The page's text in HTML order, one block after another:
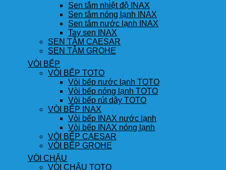
Sen tắm nhiệt độ INAX
Sen tắm nóng lạnh INAX
Sen tắm nước lạnh INAX
Tay sen INAX
SEN TẮM CAESAR
SEN TẮM GROHE
VÒI BẾP
VÒI BẾP TOTO
Vòi bếp nước lạnh TOTO
Vòi bếp nóng lạnh TOTO
Vòi bếp rút dây TOTO
VÒI BẾP INAX
Vòi bếp INAX nước lạnh
Vòi bếp INAX nóng lạnh
VÒI BẾP CAESAR
VÒI BẾP GROHE
VÒI CHẬU
VÒI CHẬU TOTO